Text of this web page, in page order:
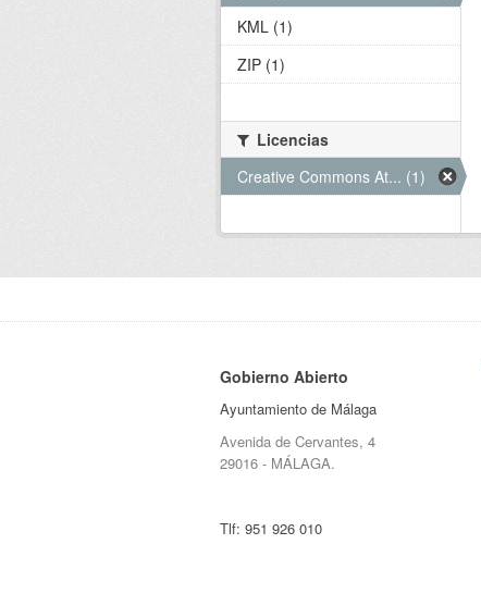
KML (1)
ZIP (1)
Licencias
Creative Commons At... (1)
Gobierno Abierto
Ayuntamiento de Málaga
Avenida de Cervantes, 4
29016 - MÁLAGA.
Tlf: 951 926 010